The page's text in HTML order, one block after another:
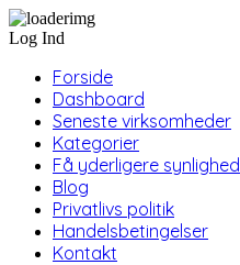
Log Ind
Forside
Dashboard
Seneste virksomheder
Kategorier
Få yderligere synlighed
Blog
Privatlivs politik
Handelsbetingelser
Kontakt